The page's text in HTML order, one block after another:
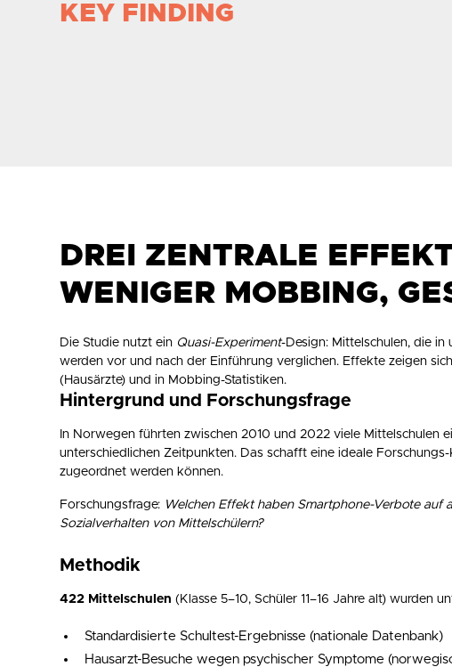
KEY FINDING
DREI ZENTRALE
WENIGER MOBBING,
Die Studie nutzt ein Quasi-Experiment-Design: Mittelschulen, die
werden vor und nach der Einführung verglichen. Effekte zeigen
(Hausärzte) und in Mobbing-Statistiken.
Hintergrund und Forschungsfrage
In Norwegen führten zwischen 2010 und 2022 viele Mittelschulen
unterschiedlichen Zeitpunkten. Das schafft eine ideale
zugeordnet werden können.
Forschungsfrage: Welchen Effekt haben Smartphone-Verbote auf
Sozialverhalten von Mittelschülern?
Methodik
422 Mittelschulen (Klasse 5–10, Schüler 11–16 Jahre alt) wurden
Standardisierte Schultest-Ergebnisse (nationale Datenbank)
Hausarzt-Besuche wegen psychischer Symptome